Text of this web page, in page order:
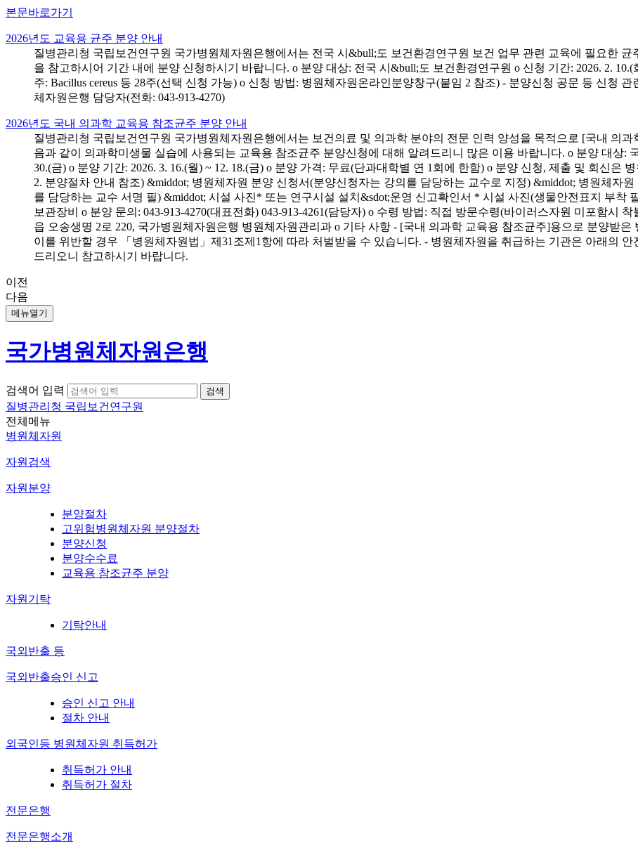
본문바로가기
2026년도 교육용 균주 분양 안내
질병관리청 국립보건연구원 국가병원체자원은행에서는 전국 시&bull;도 보건환경연구원 보건 업무 관련 교육에 필요한
을 참고하시어 기간 내에 분양 신청하시기 바랍니다. o 분양 대상: 전국 시&bull;도 보건환경연구원 o 신청 기간: 2026. 2. 10.(
주: Bacillus cereus 등 28주(선택 신청 가능) o 신청 방법: 병원체자원온라인분양창구(붙임 2 참조) - 분양신청 공문 등 신청
체자원은행 담당자(전화: 043-913-4270)
2026년도 국내 의과학 교육용 참조균주 분양 안내
질병관리청 국립보건연구원 국가병원체자원은행에서는 보건의료 및 의과학 분야의 전문 인력 양성을 목적으로 [국내 의
음과 같이 의과학미생물 실습에 사용되는 교육용 참조균주 분양신청에 대해 알려드리니 많은 이용 바랍니다. o 분양 대상:
30.(금) o 분양 기간: 2026. 3. 16.(월) ~ 12. 18.(금) o 분양 가격: 무료(단과대학별 연 1회에 한함) o 분양 신청, 제출 및 회신은
2. 분양절차 안내 참조) &middot; 병원체자원 분양 신청서(분양신청자는 강의를 담당하는 교수로 지정) &middot; 병원체자
를 담당하는 교수 서명 필) &middot; 시설 사진* 또는 연구시설 설치&sdot;운영 신고확인서 * 시설 사진(생물안전표지 부착
보관장비 o 분양 문의: 043-913-4270(대표전화) 043-913-4261(담당자) o 수령 방법: 직접 방문수령(바이러스자원 미포함시
읍 오송생명 2로 220, 국가병원체자원은행 병원체자원관리과 o 기타 사항 - [국내 의과학 교육용 참조균주]용으로 분양받
이를 위반할 경우 「병원체자원법」제31조제1항에 따라 처벌받을 수 있습니다. - 병원체자원을 취급하는 기관은 아래의
드리오니 참고하시기 바랍니다.
이전
다음
메뉴열기
국가병원체자원은행
검색어 입력
질병관리청 국립보건연구원
전체메뉴
병원체자원
자원검색
자원분양
분양절차
고위험병원체자원 분양절차
분양신청
분양수수료
교육용 참조균주 분양
자원기탁
기탁안내
국외반출 등
국외반출승인 신고
승인 신고 안내
절차 안내
외국인등 병원체자원 취득허가
취득허가 안내
취득허가 절차
전문은행
전문은행소개